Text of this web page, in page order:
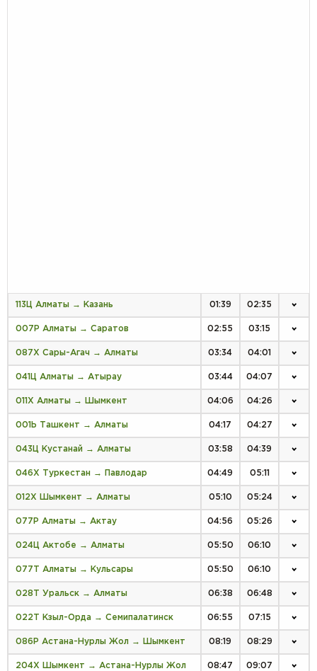
113Ц Алматы → Казань 01:39 02:35
007Р Алматы → Саратов 02:55 03:15
087Х Сары-Агач → Алматы 03:34 04:01
041Ц Алматы → Атырау 03:44 04:07
011Х Алматы → Шымкент 04:06 04:26
001Ь Ташкент → Алматы 04:17 04:27
043Ц Кустанай → Алматы 03:58 04:39
046Х Туркестан → Павлодар 04:49 05:11
012Х Шымкент → Алматы 05:10 05:24
077Р Алматы → Актау 04:56 05:26
024Ц Актобе → Алматы 05:50 06:10
077Т Алматы → Кульсары 05:50 06:10
028Т Уральск → Алматы 06:38 06:48
022Т Кзыл-Орда → Семипалатинск 06:55 07:15
086Р Астана-Нурлы Жол → Шымкент 08:19 08:29
204Х Шымкент → Астана-Нурлы Жол 08:47 09:07